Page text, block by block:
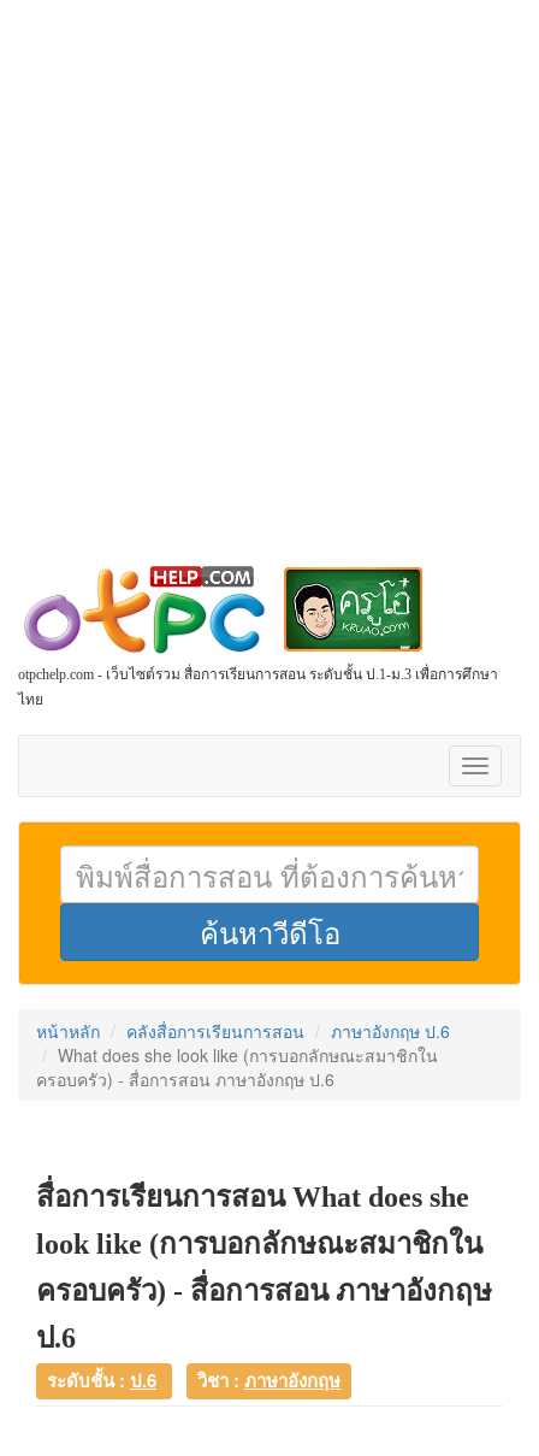
otpchelp.com - เว็บไซต์รวม สื่อการเรียนการสอน ระดับชั้น ป.1-ม.3 เพื่อการศึกษา
ไทย
Toggle
หน้าหลัก คลังสื่อการเรียนการสอน
ภาษาอังกฤษ ป.6
What does she look like (การบอกลักษณะสมาชิกใน
ครอบครัว) - สื่อการสอน ภาษาอังกฤษ ป.6
สื่อการเรียนการสอน What does she
look like (การบอกลักษณะสมาชิกใน
ครอบครัว) - สื่อการสอน ภาษาอังกฤษ
ป.6
ระดับชั้น : ป.6 วิชา : ภาษาอังกฤษ